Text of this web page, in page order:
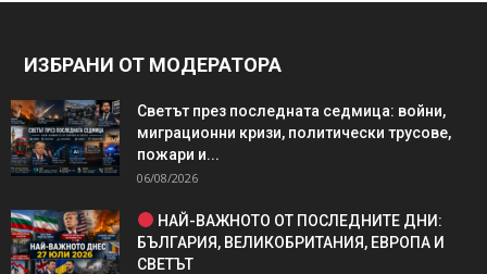
ИЗБРАНИ ОТ МОДЕРАТОРА
Светът през последната седмица: войни,
миграционни кризи, политически трусове,
пожари и...
06/08/2026
НАЙ-ВАЖНОТО ОТ ПОСЛЕДНИТЕ ДНИ:
БЪЛГАРИЯ, ВЕЛИКОБРИТАНИЯ, ЕВРОПА И
СВЕТЪТ